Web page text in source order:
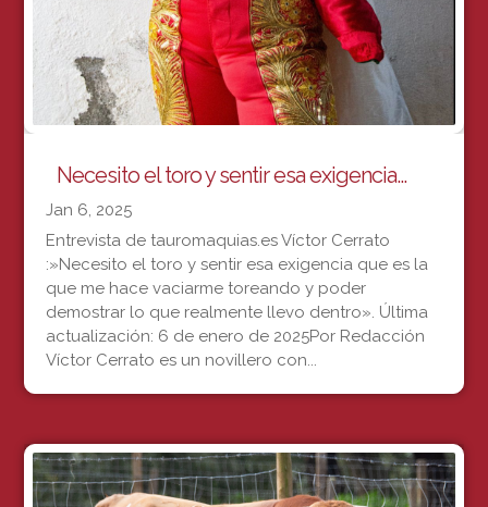
Necesito el toro y sentir esa exigencia…
Jan 6, 2025
Entrevista de tauromaquias.es Víctor Cerrato
:»Necesito el toro y sentir esa exigencia que es la
que me hace vaciarme toreando y poder
demostrar lo que realmente llevo dentro». Última
actualización: 6 de enero de 2025Por Redacción
Víctor Cerrato es un novillero con...